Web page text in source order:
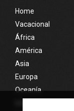
Home
Vacacional
África
América
Asia
Europa
Oceanía